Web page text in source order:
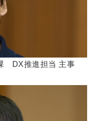
DX推進担当 主事